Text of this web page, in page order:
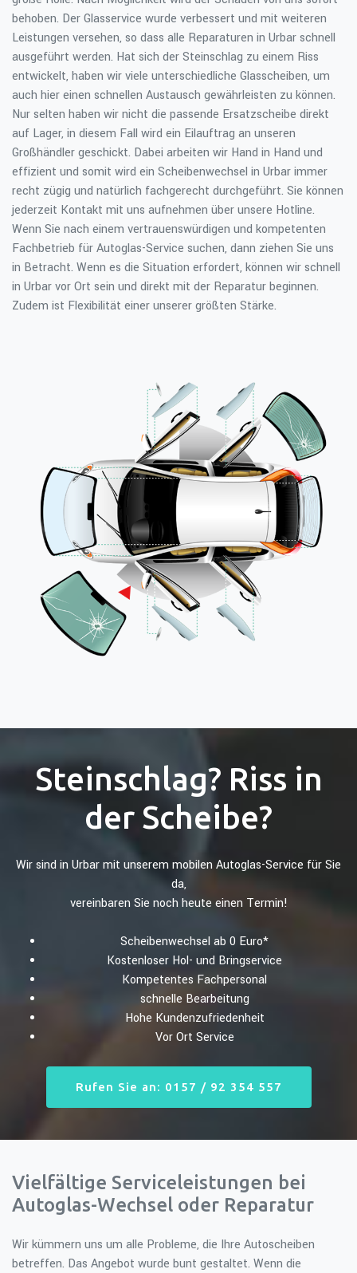
behoben. Der Glasservice wurde verbessert und mit weiteren
Leistungen versehen, so dass alle Reparaturen in Urbar schnell
ausgeführt werden. Hat sich der Steinschlag zu einem Riss
entwickelt, haben wir viele unterschiedliche Glasscheiben, um
auch hier einen schnellen Austausch gewährleisten zu können.
Nur selten haben wir nicht die passende Ersatzscheibe direkt
auf Lager, in diesem Fall wird ein Eilauftrag an unseren
Großhändler geschickt. Dabei arbeiten wir Hand in Hand und
effizient und somit wird ein Scheibenwechsel in Urbar immer
recht zügig und natürlich fachgerecht durchgeführt. Sie können
jederzeit Kontakt mit uns aufnehmen über unsere Hotline.
Wenn Sie nach einem vertrauenswürdigen und kompetenten
Fachbetrieb für Autoglas-Service suchen, dann ziehen Sie uns
in Betracht. Wenn es die Situation erfordert, können wir schnell
in Urbar vor Ort sein und direkt mit der Reparatur beginnen.
Zudem ist Flexibilität einer unserer größten Stärke.
Steinschlag? Riss in
der Scheibe?
Wir sind in Urbar mit unserem mobilen Autoglas-Service für Sie
da,
vereinbaren Sie noch heute einen Termin!
Scheibenwechsel ab 0 Euro*
Kostenloser Hol- und Bringservice
Kompetentes Fachpersonal
schnelle Bearbeitung
Hohe Kundenzufriedenheit
Vor Ort Service
Rufen Sie an: 0157 / 92 354 557
Vielfältige Serviceleistungen bei
Autoglas-Wechsel oder Reparatur
Wir kümmern uns um alle Probleme, die Ihre Autoscheiben
betreffen. Das Angebot wurde bunt gestaltet. Wenn die